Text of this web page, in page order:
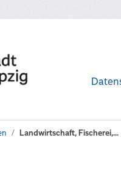
Landwirtschaft, Fischerei,...